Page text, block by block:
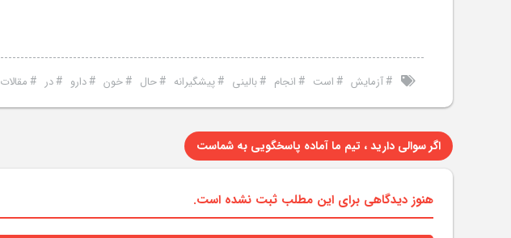
#آزمایش #است #انجام #بالینی #پیشگیرانه #حال #خون #دارو #در #مقالات
اگر سوالی دارید ، تیم ما آماده پاسخگویی به شماست
هنوز دیدگاهی برای این مطلب ثبت نشده است.